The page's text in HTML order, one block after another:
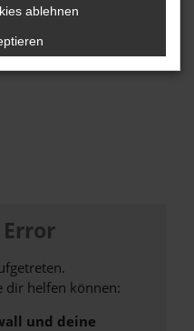
dir helfen können:
und deine
ablehnen